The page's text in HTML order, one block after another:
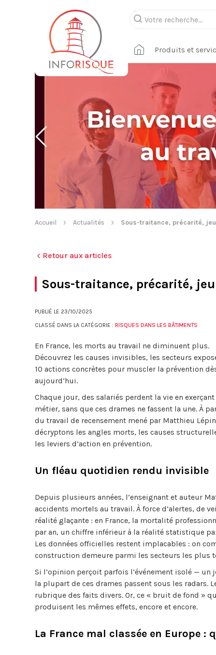
Produits et
Accueil Actualités Sous-traitance, précarité,
Retour aux articles
Sous-traitance, précarité,
PUBLIÉ LE 23/10/2025
CLASSÉ DANS LA CATÉGORIE : RISQUES DANS LES BÂTIMENTS
En France, les morts au travail ne diminuent plus.
Découvrez les causes invisibles, les secteurs
10 actions concrètes pour muscler la prévention
aujourd’hui.
Chaque jour, des salariés perdent la vie en
métier, sans que ces drames ne fassent la une. À
du travail de recensement mené par Matthieu
décryptons les angles morts, les causes
les leviers d’action en prévention.
Un fléau quotidien rendu invisible
Depuis plusieurs années, l’enseignant et auteur
accidents mortels au travail. À force d’alertes, de
réalité glaçante : en France, la mortalité
par an, un chiffre inférieur à la réalité statistique
Les données officielles restent implacables : on
construction demeure parmi les secteurs les plus
Si l’opinion perçoit parfois l’événement isolé —
la plupart de ces drames passent sous les radars.
rubrique des faits divers. Or, ce « bruit de fond »
produisent les mêmes effets, encore et encore.
La France mal classée en Europe :